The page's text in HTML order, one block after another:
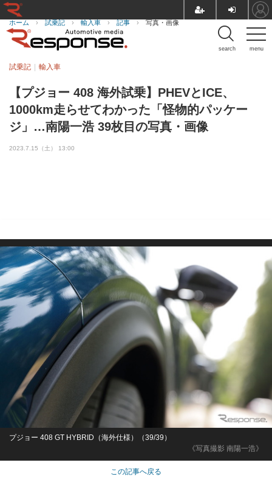
menu
search
【プジョー 408 海外試乗】PHEVとICE、
1000km走らせてわかった「怪物的パッケー
ジ」…南陽一浩 39枚目の写真・画像
試乗記 輸入車
2023.7.15（土） 13:00
《写真撮影 南陽一浩》
プジョー 408 GT HYBRID（海外仕様）（39/39）
この記事へ戻る
ホーム › 試乗記 › 輸入車 › 記事 › 写真・画像